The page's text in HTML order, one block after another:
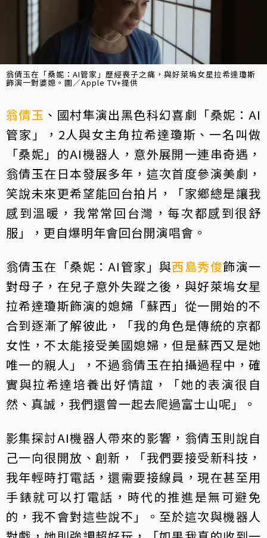
翁倩玉在「桑妮：AI管家」歷經喪子之痛，與好萊塢女星拉希達瓊斯
飾演一對婆媳。圖／Apple TV+提供
翁倩玉 、國村隼演出黑色科幻喜劇「桑妮：AI
管家」，2人與女主角拉希達瓊斯、一名叫做
「桑妮」的AI機器人，意外展開一連串奇遇，
翁倩玉在日本發展多年，這次首度參演美劇，
笑說未來更希望能回台拍片，「家鄉總是讓我
感到溫暖，我常常回台灣，每次都感到很舒
服」，更自爆明年會回台開演唱會。
翁倩玉在「桑妮：AI管家」與西島秀俊飾演一
對母子，在兒子意外失蹤之後，與好萊塢女星
拉希達瓊斯飾演的媳婦「蘇西」從一開始的不
合到逐漸了解彼此，「我的角色是傳統的京都
女性，不太能接受美國媳婦，但是蘇西又是她
唯一的親人」，不過翁倩玉在拍攝過程中，確
實與拉希達培養出好情誼，「她的表演很自
然、真誠，我們還曾一起去爬過富士山呢」。
影集探討AI機器人帶來的影響，翁倩玉則說自
己一向很開放、創新，「我們要接受新科技，
我年輕時打電話，還需要接線員，現在甚至用
手錶就可以打電話，時代的推進是無可避免
的，我不會對這些說不」。至於這次與機器人